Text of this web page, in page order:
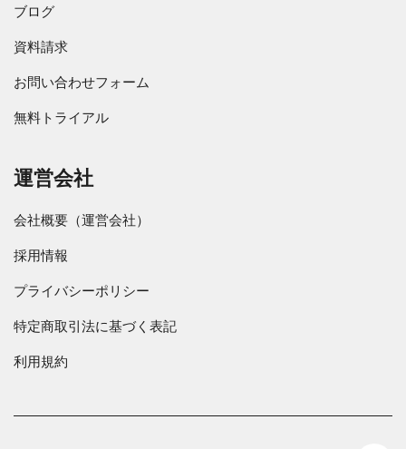
ブログ
資料請求
お問い合わせフォーム
無料トライアル
運営会社
会社概要（運営会社）
採用情報
プライバシーポリシー
特定商取引法に基づく表記
利用規約